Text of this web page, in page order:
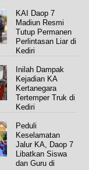
KAI Daop 7
Madiun Resmi
Tutup Permanen
Perlintasan Liar di
Kediri
Inilah Dampak
Kejadian KA
Kertanegara
Tertemper Truk di
Kediri
Peduli
Keselamatan
Jalur KA, Daop 7
Libatkan Siswa
dan Guru di